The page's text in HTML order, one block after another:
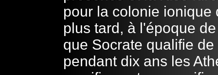
pour la colonie ionique
plus tard, à l'époque
que Socrate qualifie
pendant dix ans les